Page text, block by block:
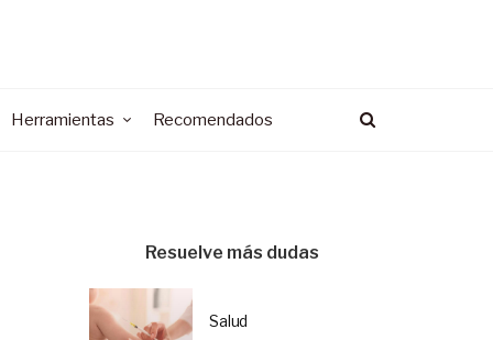
Herramientas Recomendados
Resuelve más dudas
Salud